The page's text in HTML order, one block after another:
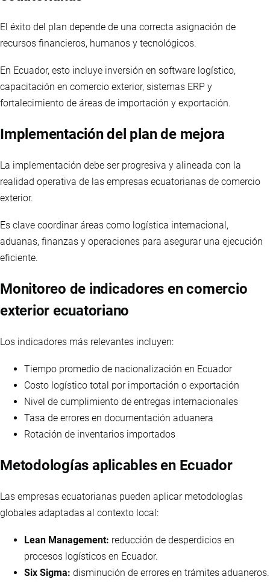
El éxito del plan depende de una correcta asignación de
recursos financieros, humanos y tecnológicos.
En Ecuador, esto incluye inversión en software logístico,
capacitación en comercio exterior, sistemas ERP y
fortalecimiento de áreas de importación y exportación.
Implementación del plan de mejora
La implementación debe ser progresiva y alineada con la
realidad operativa de las empresas ecuatorianas de comercio
exterior.
Es clave coordinar áreas como logística internacional,
aduanas, finanzas y operaciones para asegurar una ejecución
eficiente.
Monitoreo de indicadores en comercio
exterior ecuatoriano
Los indicadores más relevantes incluyen:
Tiempo promedio de nacionalización en Ecuador
Costo logístico total por importación o exportación
Nivel de cumplimiento de entregas internacionales
Tasa de errores en documentación aduanera
Rotación de inventarios importados
Metodologías aplicables en Ecuador
Las empresas ecuatorianas pueden aplicar metodologías
globales adaptadas al contexto local:
Lean Management: reducción de desperdicios en
procesos logísticos en Ecuador.
Six Sigma: disminución de errores en trámites aduaneros.